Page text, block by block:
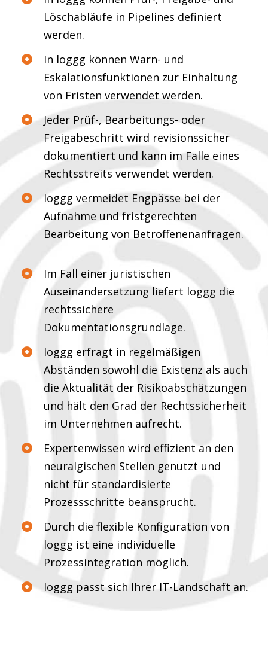
Löschabläufe in Pipelines definiert
werden.
In loggg können Warn- und
Eskalationsfunktionen zur Einhaltung
von Fristen verwendet werden.
Jeder Prüf-, Bearbeitungs- oder
Freigabeschritt wird revisionssicher
dokumentiert und kann im Falle eines
Rechtsstreits verwendet werden.
loggg vermeidet Engpässe bei der
Aufnahme und fristgerechten
Bearbeitung von Betroffenenanfragen.
Im Fall einer juristischen
Auseinandersetzung liefert loggg die
rechtssichere
Dokumentationsgrundlage.
loggg erfragt in regelmäßigen
Abständen sowohl die Existenz als auch
die Aktualität der Risikoabschätzungen
und hält den Grad der Rechtssicherheit
im Unternehmen aufrecht.
Expertenwissen wird effizient an den
neuralgischen Stellen genutzt und
nicht für standardisierte
Prozessschritte beansprucht.
Durch die flexible Konfiguration von
loggg ist eine individuelle
Prozessintegration möglich.
loggg passt sich Ihrer IT-Landschaft an.